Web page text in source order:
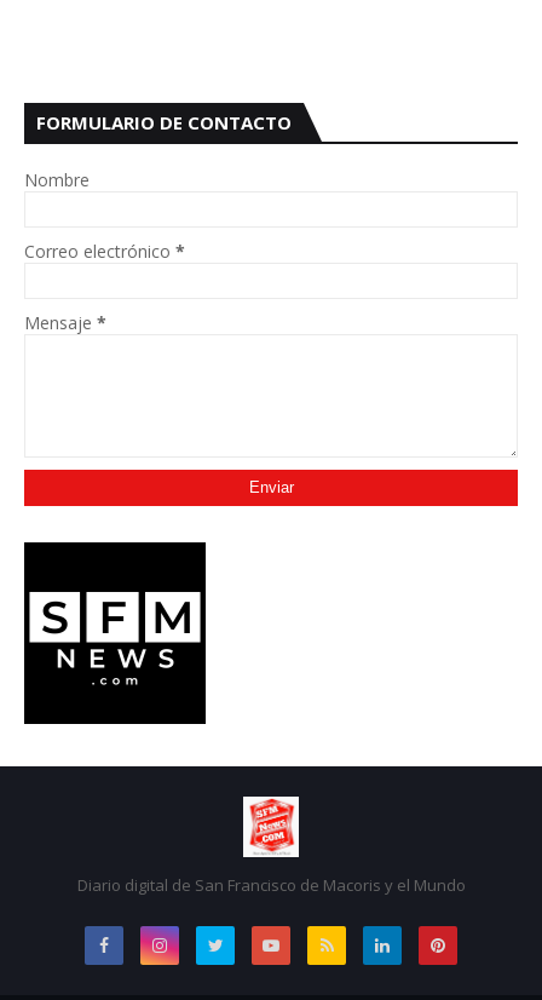
FORMULARIO DE CONTACTO
Nombre
Correo electrónico *
Mensaje *
Diario digital de San Francisco de Macoris y el Mundo